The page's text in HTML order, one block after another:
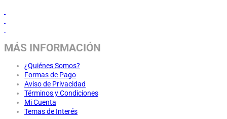
MÁS INFORMACIÓN
¿Quiénes Somos?
Formas de Pago
Aviso de Privacidad
Términos y Condiciones
Mi Cuenta
Temas de Interés